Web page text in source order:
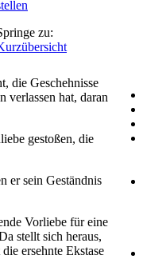
zu:
die Geschehnisse
verlassen hat, daran
gestoßen, die
er sein Geständnis
Vorliebe für eine
stellt sich heraus,
ersehnte Ekstase